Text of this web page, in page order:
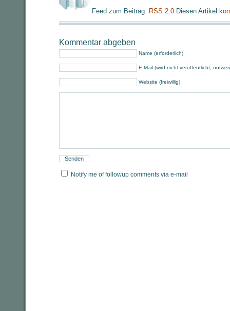
Feed zum Beitrag: RSS 2.0 Diesen Artikel
Kommentar abgeben
Name (erforderlich)
E-Mail (wird nicht veröffentlicht,
Website (freiwillig)
Notify me of followup comments via e-mail